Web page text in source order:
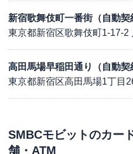
新宿歌舞伎町一番街（自動契
東京都新宿区歌舞伎町1-17-2
高田馬場早稲田通り（自動契
東京都新宿区高田馬場1丁目
SMBCモビットのカー
舗・ATM